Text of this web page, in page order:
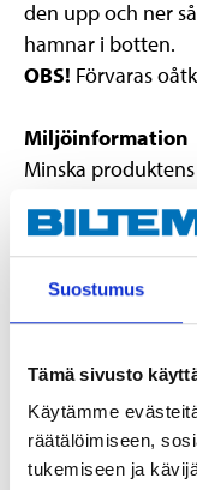
Suostumus
Tämä sivusto
Käytämme
räätälöimiseen,
tukemiseen ja
den upp och ner
hamnar i botten.
OBS! Förvaras
Miljöinformation
Minska
färgrester skall
till lokal
genom korrekt
överbliven färg
EUH208 Innehåller BIT,
reaktion.
EUH210